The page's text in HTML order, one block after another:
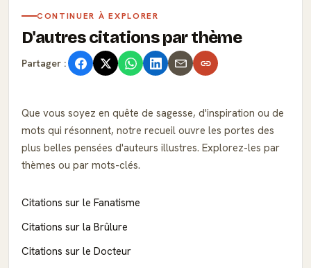
CONTINUER À EXPLORER
D'autres citations par thème
Partager :
Que vous soyez en quête de sagesse, d'inspiration ou de
mots qui résonnent, notre recueil ouvre les portes des
plus belles pensées d'auteurs illustres. Explorez-les par
thèmes ou par mots-clés.
Citations sur le Fanatisme
Citations sur la Brûlure
Citations sur le Docteur